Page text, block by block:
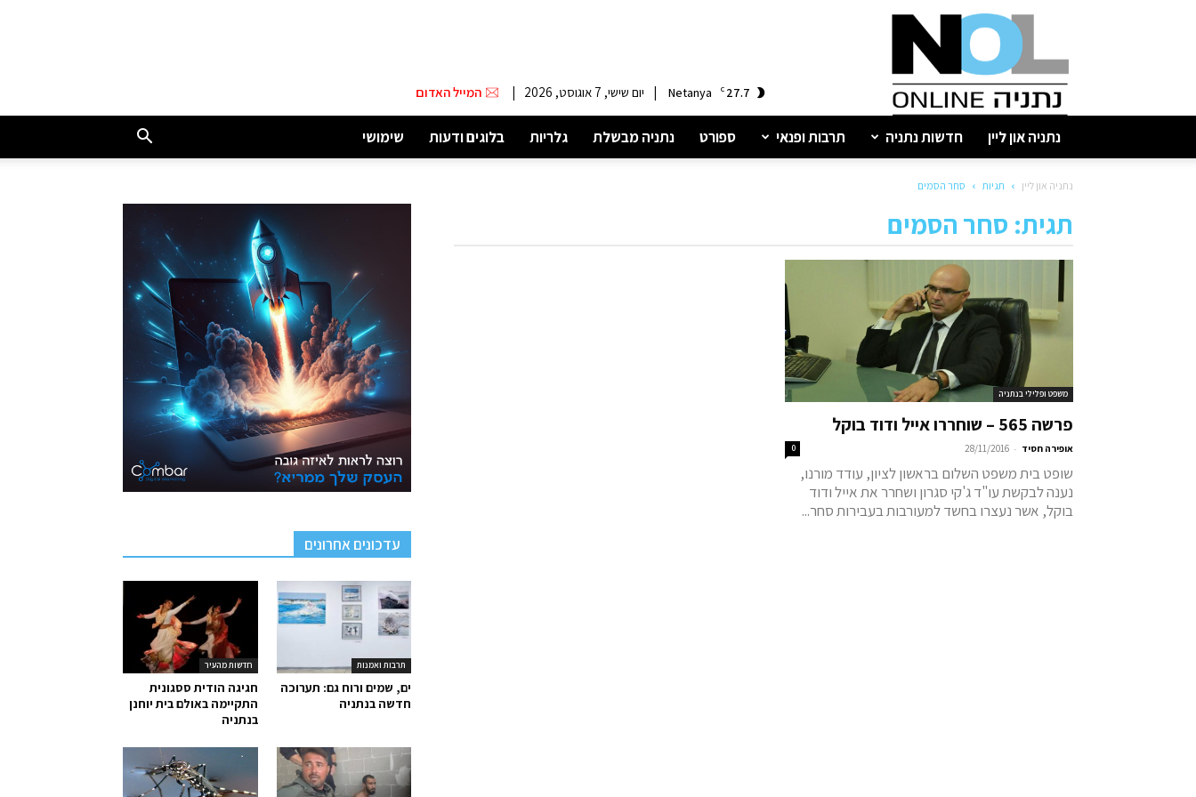
נתניה
27.7
C
Netanya
| יום שישי, 7 אוגוסט, 2026 | המייל האדום
נתניה און ליין חדשות נתניה תרבות ופנאי ספורט נתניה מבשלת גלריות בלוגים ודעות שימושי
נתניה און ליין תגיות סחר הסמים
תגית: סחר הסמים
משפט ופלילי בנתניה
פרשה 565 – שוחררו אייל ודוד בוקל
אופירה חסיד -
28/11/2016
0
שופט בית משפט השלום בראשון לציון, עודד מורנו,
נענה לבקשת עו"ד ג'קי סגרון ושחרר את אייל ודוד
בוקל, אשר נעצרו בחשד למעורבות בעבירות סחר...
עדכונים אחרונים
חדשות מהעיר
חגיגה הודית ססגונית
התקיימה באולם בית יוחנן
בנתניה
תרבות ואמנות
ים, שמים ורוח גם: תערוכה
חדשה בנתניה